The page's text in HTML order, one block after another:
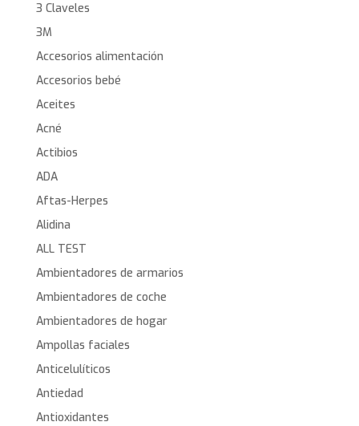
3 Claveles
3M
Accesorios alimentación
Accesorios bebé
Aceites
Acné
Actibios
ADA
Aftas-Herpes
Alidina
ALL TEST
Ambientadores de armarios
Ambientadores de coche
Ambientadores de hogar
Ampollas faciales
Anticelulíticos
Antiedad
Antioxidantes